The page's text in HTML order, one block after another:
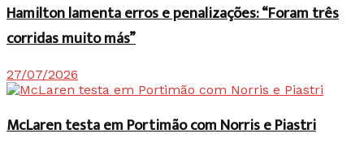
Hamilton lamenta erros e penalizações: “Foram três
corridas muito más”
27/07/2026
McLaren testa em Portimão com Norris e Piastri